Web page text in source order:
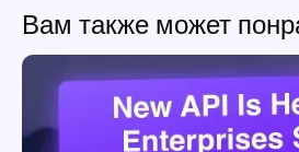
Вам также может